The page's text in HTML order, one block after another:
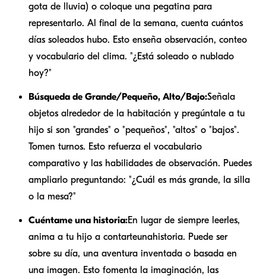
gota de lluvia) o coloque una pegatina para
representarlo. Al final de la semana, cuenta cuántos
días soleados hubo. Esto enseña observación, conteo
y vocabulario del clima. "¿Está soleado o nublado
hoy?"
Búsqueda de Grande/Pequeño, Alto/Bajo:Señala
objetos alrededor de la habitación y pregúntale a tu
hijo si son "grandes" o "pequeños", "altos" o "bajos".
Tomen turnos. Esto refuerza el vocabulario
comparativo y las habilidades de observación. Puedes
ampliarlo preguntando: "¿Cuál es más grande, la silla
o la mesa?"
Cuéntame una historia:En lugar de siempre leerles,
anima a tu hijo a contarteunahistoria. Puede ser
sobre su día, una aventura inventada o basada en
una imagen. Esto fomenta la imaginación, las